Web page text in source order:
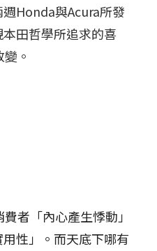
Honda與Acura所發
田哲學所追求的喜
。
者「內心產生悸動」
性」。而天底下哪有